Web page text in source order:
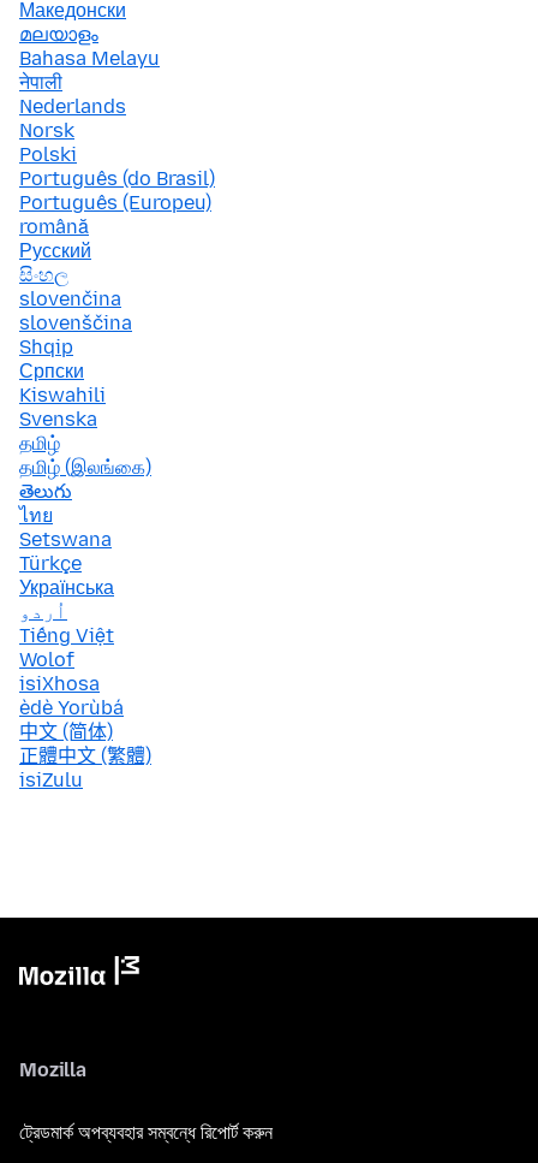
Македонски
മലയാളം
Bahasa Melayu
नेपाली
Nederlands
Norsk
Polski
Português (do Brasil)
Português (Europeu)
română
Русский
සිංහල
slovenčina
slovenščina
Shqip
Српски
Kiswahili
Svenska
தமிழ்
தமிழ் (இலங்கை)
తెలుగు
ไทย
Setswana
Türkçe
Українська
اُردو
Tiếng Việt
Wolof
isiXhosa
èdè Yorùbá
中文 (简体)
正體中文 (繁體)
isiZulu
Mozilla
ট্রেডমার্ক অপব্যবহার সম্বন্ধে রিপোর্ট করুন